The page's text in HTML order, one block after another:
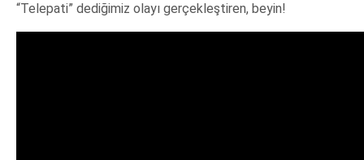
“Telepati” dediğimiz olayı gerçekleştiren, beyin!